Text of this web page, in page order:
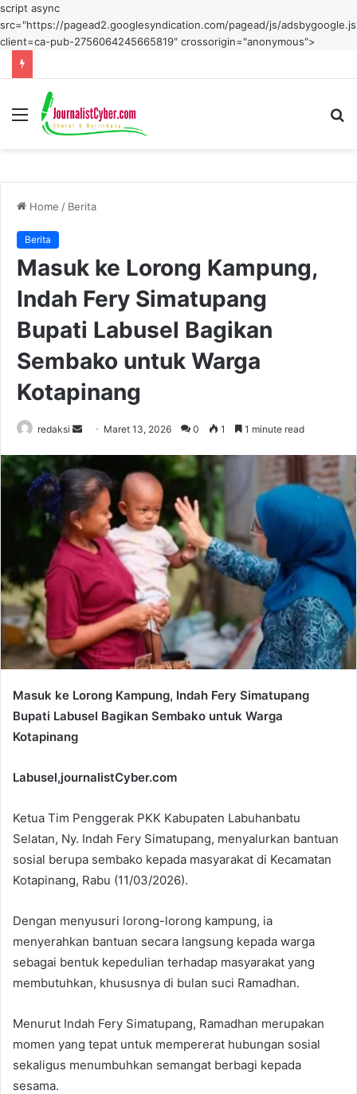
script async
src="https://pagead2.googlesyndication.com/pagead/js/
client=ca-pub-2756064245665819" crossorigin="anonymous">
Menu
Home / Berita
Berita
Masuk ke Lorong Kampung,
Indah Fery Simatupang
Bupati Labusel Bagikan
Sembako untuk Warga
Kotapinang
redaksi
Send
email
Maret 13, 2026 0 1 1 minute read
Masuk ke Lorong Kampung, Indah Fery Simatupang
Bupati Labusel Bagikan Sembako untuk Warga
Kotapinang
Labusel,journalistCyber.com
Ketua Tim Penggerak PKK Kabupaten Labuhanbatu
Selatan, Ny. Indah Fery Simatupang, menyalurkan bantuan
sosial berupa sembako kepada masyarakat di Kecamatan
Kotapinang, Rabu (11/03/2026).
Dengan menyusuri lorong-lorong kampung, ia
menyerahkan bantuan secara langsung kepada warga
sebagai bentuk kepedulian terhadap masyarakat yang
membutuhkan, khususnya di bulan suci Ramadhan.
Menurut Indah Fery Simatupang, Ramadhan merupakan
momen yang tepat untuk mempererat hubungan sosial
sekaligus menumbuhkan semangat berbagi kepada
sesama.